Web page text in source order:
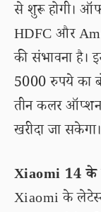
से शुरू होगी।
HDFC और
की संभावना
5000 रुपये का
तीन कलर ऑप्शन
खरीदा जा सकेगा।
Xiaomi 14 के
Xiaomi के